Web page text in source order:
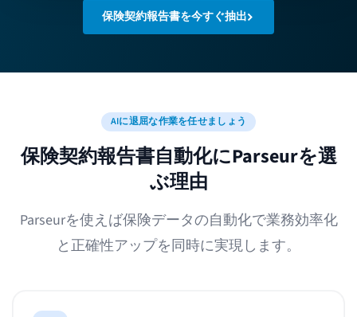
保険契約報告書を今すぐ抽出
AIに退屈な作業を任せましょう
保険契約報告書自動化にParseurを選
ぶ理由
Parseurを使えば保険データの自動化で業務効率化
と正確性アップを同時に実現します。